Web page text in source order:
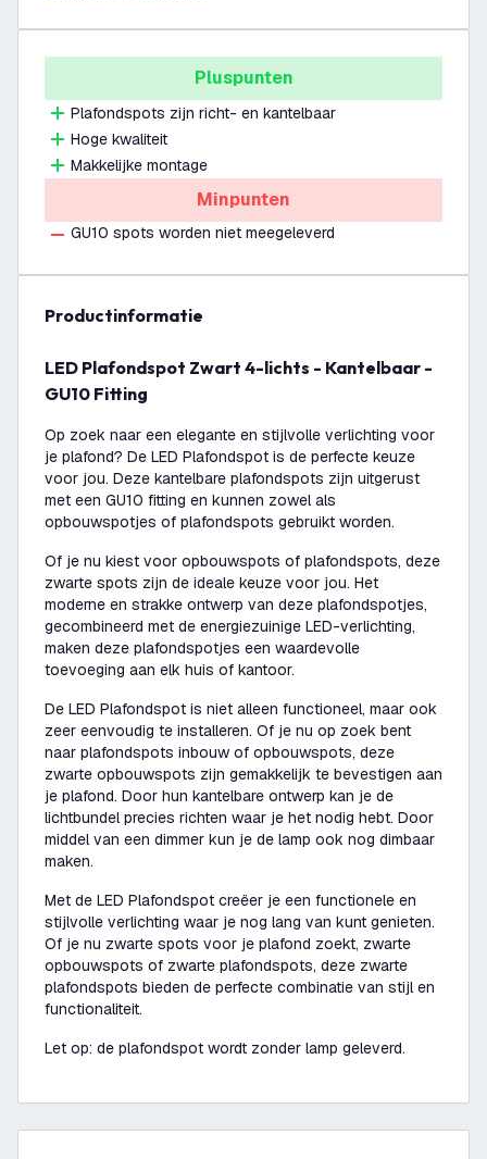
Pluspunten
Plafondspots zijn richt- en kantelbaar
Hoge kwaliteit
Makkelijke montage
Minpunten
GU10 spots worden niet meegeleverd
productinformatie
LED Plafondspot Zwart 4-lichts - Kantelbaar -
GU10 Fitting
Op zoek naar een elegante en stijlvolle verlichting voor
je plafond? De LED Plafondspot is de perfecte keuze
voor jou. Deze kantelbare plafondspots zijn uitgerust
met een GU10 fitting en kunnen zowel als
opbouwspotjes of plafondspots gebruikt worden.
Of je nu kiest voor opbouwspots of plafondspots, deze
zwarte spots zijn de ideale keuze voor jou. Het
moderne en strakke ontwerp van deze plafondspotjes,
gecombineerd met de energiezuinige LED-verlichting,
maken deze plafondspotjes een waardevolle
toevoeging aan elk huis of kantoor.
De LED Plafondspot is niet alleen functioneel, maar ook
zeer eenvoudig te installeren. Of je nu op zoek bent
naar plafondspots inbouw of opbouwspots, deze
zwarte opbouwspots zijn gemakkelijk te bevestigen aan
je plafond. Door hun kantelbare ontwerp kan je de
lichtbundel precies richten waar je het nodig hebt. Door
middel van een dimmer kun je de lamp ook nog dimbaar
maken.
Met de LED Plafondspot creëer je een functionele en
stijlvolle verlichting waar je nog lang van kunt genieten.
Of je nu zwarte spots voor je plafond zoekt, zwarte
opbouwspots of zwarte plafondspots, deze zwarte
plafondspots bieden de perfecte combinatie van stijl en
functionaliteit.
Let op: de plafondspot wordt zonder lamp geleverd.